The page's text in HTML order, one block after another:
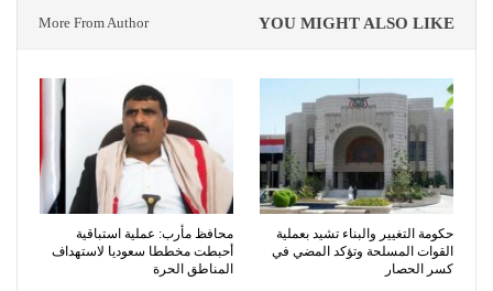
YOU MIGHT ALSO LIKE
More From Author
حكومة التغيير والبناء تشيد بعملية
القوات المسلحة وتؤكد المضي في
كسر الحصار
محافظ مأرب: عملية استباقية
أحبطت مخططا سعوديا لاستهداف
المناطق الحرة